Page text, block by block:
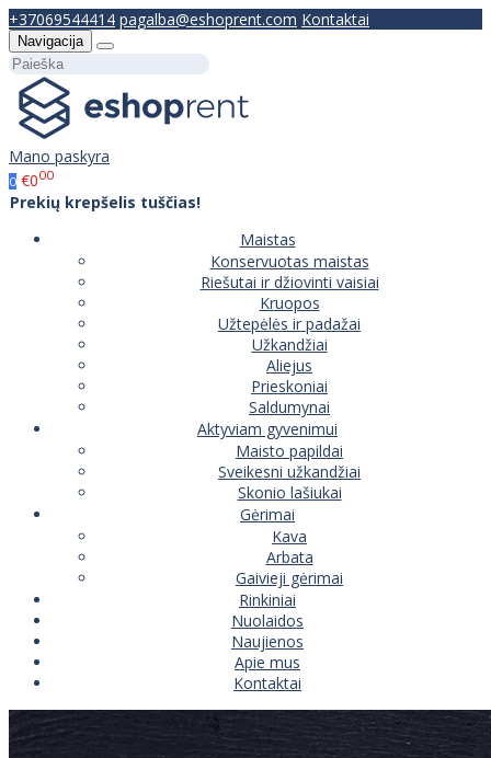
+37069544414 pagalba@eshoprent.com Kontaktai
Navigacija
Mano paskyra
0 €000
Prekių krepšelis tuščias!
Maistas
Konservuotas maistas
Riešutai ir džiovinti vaisiai
Kruopos
Užtepėlės ir padažai
Užkandžiai
Aliejus
Prieskoniai
Saldumynai
Aktyviam gyvenimui
Maisto papildai
Sveikesni užkandžiai
Skonio lašiukai
Gėrimai
Kava
Arbata
Gaivieji gėrimai
Rinkiniai
Nuolaidos
Naujienos
Apie mus
Kontaktai